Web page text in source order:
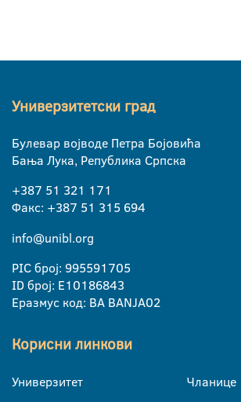
Универзитетски град
Булевар војводе Петра Бојовића
Бања Лука, Република Српска
+387 51 321 171
Факс: +387 51 315 694
info@unibl.org
PIC број: 995591705
ID број: E10186843
Еразмус код: BA BANJA02
Корисни линкови
Универзитет
Чланице